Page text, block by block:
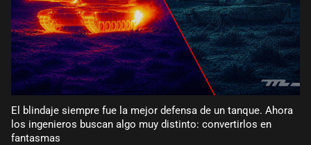
El blindaje siempre fue la mejor defensa de un tanque. Ahora
los ingenieros buscan algo muy distinto: convertirlos en
fantasmas